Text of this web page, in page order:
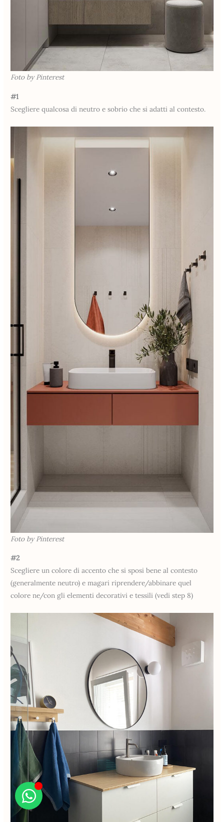
Foto by Pinterest
#1
Scegliere qualcosa di neutro e sobrio che si adatti al contesto.
Foto by Pinterest
#2
Scegliere un colore di accento che si sposi bene al contesto
(generalmente neutro) e magari riprendere/abbinare quel
colore ne/con gli elementi decorativi e tessili (vedi step 8)